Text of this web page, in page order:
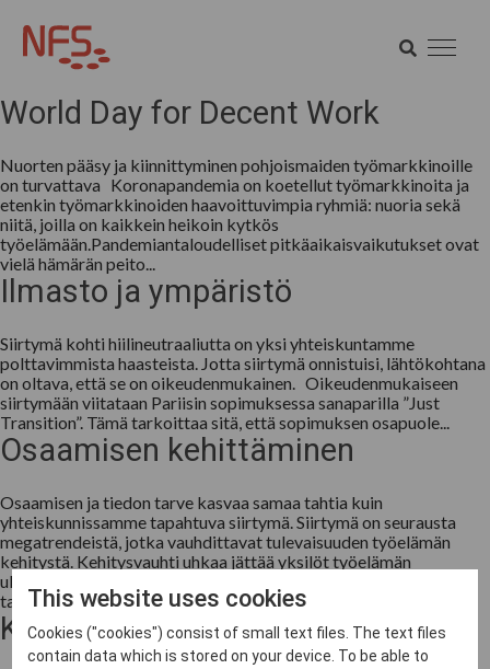
Avainsana:
kehittäminen
World Day for Decent Work
Nuorten pääsy ja kiinnittyminen pohjoismaiden työmarkkinoille
on turvattava Koronapandemia on koetellut työmarkkinoita ja
etenkin työmarkkinoiden haavoittuvimpia ryhmiä: nuoria sekä
niitä, joilla on kaikkein heikoin kytkös
työelämään.Pandemiantaloudelliset pitkäaikaisvaikutukset ovat
vielä hämärän peito...
Ilmasto ja ympäristö
Siirtymä kohti hiilineutraaliutta on yksi yhteiskuntamme
polttavimmista haasteista. Jotta siirtymä onnistuisi, lähtökohtana
on oltava, että se on oikeudenmukainen. Oikeudenmukaiseen
siirtymään viitataan Pariisin sopimuksessa sanaparilla ”Just
Transition”. Tämä tarkoittaa sitä, että sopimuksen osapuole...
Osaamisen kehittäminen
Osaamisen ja tiedon tarve kasvaa samaa tahtia kuin
yhteiskunnissamme tapahtuva siirtymä. Siirtymä on seurausta
megatrendeistä, jotka vauhdittavat tulevaisuuden työelämän
kehitystä. Kehitysvauhti uhkaa jättää yksilöt työelämän
ulkopuolelle, ellei osaamisen tasoa kehitetä uusien vaatimusten
tahdissa. Se puol...
Koronapandemia
This website uses cookies
Cookies ("cookies") consist of small text files. The text files
contain data which is stored on your device. To be able to